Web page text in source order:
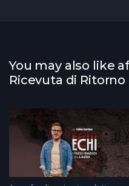
You may also like
Ricevuta di Ritorno